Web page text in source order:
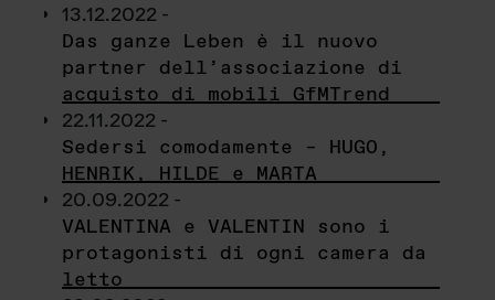
13.12.2022 -
Das ganze Leben è il nuovo
partner dell’associazione di
acquisto di mobili GfMTrend
22.11.2022 -
Sedersi comodamente – HUGO,
HENRIK, HILDE e MARTA
20.09.2022 -
VALENTINA e VALENTIN sono i
protagonisti di ogni camera da
letto